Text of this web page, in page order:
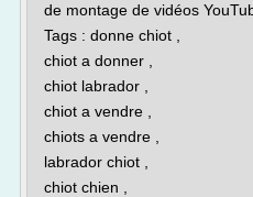
de montage de vidéos
Tags : donne chiot ,
chiot a donner ,
chiot labrador ,
chiot a vendre ,
chiots a vendre ,
labrador chiot ,
chiot chien ,